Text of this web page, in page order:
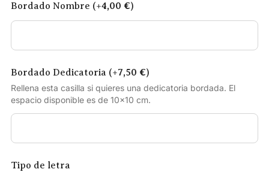
Bordado Nombre (+4,00 €)
Bordado Dedicatoria (+7,50 €)
Rellena esta casilla si quieres una dedicatoria bordada. El
espacio disponible es de 10×10 cm.
Tipo de letra